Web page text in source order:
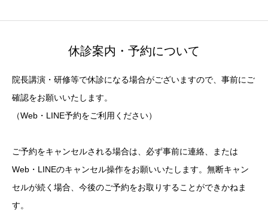
休診案内・予約について
院長講演・研修等で休診になる場合がございますので、事前にご
確認をお願いいたします。
（Web・LINE予約をご利用ください）
ご予約をキャンセルされる場合は、必ず事前に連絡、または
Web・LINEのキャンセル操作をお願いいたします。無断キャン
セルが続く場合、今後のご予約をお取りすることができかねま
す。